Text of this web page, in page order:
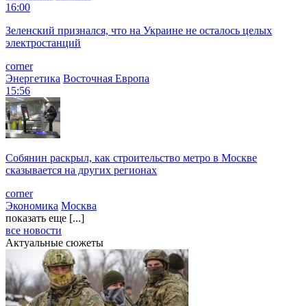
16:00
Зеленский признался, что на Украине не осталось целых
электростанций
corner
Энергетика Восточная Европа
15:56
Собянин раскрыл, как строительство метро в Москве
сказывается на других регионах
corner
Экономика Москва
показать еще [...]
все новости
Актуальные сюжеты